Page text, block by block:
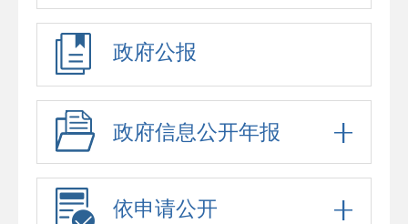
政府公报
政府信息公开年报
依申请公开